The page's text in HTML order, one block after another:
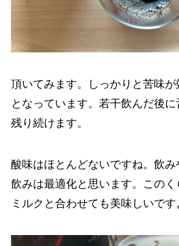
頂いてみます。しっかりと苦味
となっています。若干飲んだ後
残り続けます。
酸味はほとんどないですね。飲
飲みは最適化と思います。このく
ミルクと合わせても美味しいです